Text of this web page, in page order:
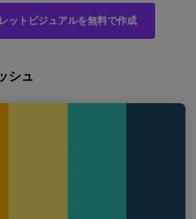
ットビジュアルを無料で作成
シュ